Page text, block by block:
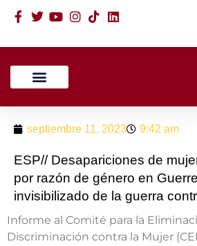
septiembre 11, 2023 9:42 am
ESP// Desapariciones de
por razón de género en
invisibilizado de la guerra
Informe al Comité para la
Discriminación contra la Mujer